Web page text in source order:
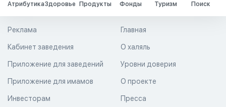
АтрибутикаЗдоровье Продукты Фонды Туризм Поиск
Главная
О халяль
Уровни доверия
Реклама
Кабинет заведения
Приложение для заведений
Приложение для имамов О проекте
Пресса
Инвесторам